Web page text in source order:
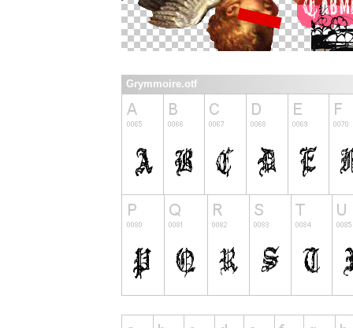
Grymmoire.otf